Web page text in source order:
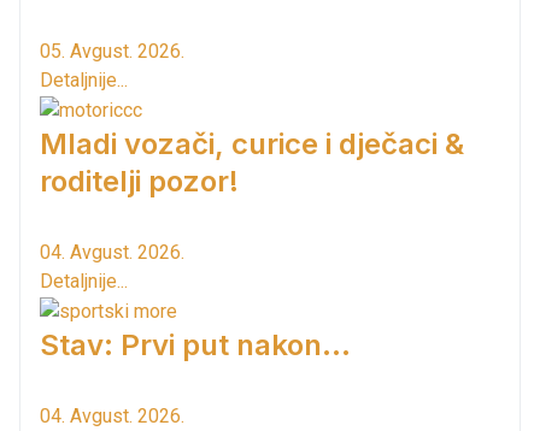
05. Avgust. 2026.
Detaljnije...
Mladi vozači, curice i dječaci &
roditelji pozor!
04. Avgust. 2026.
Detaljnije...
Stav: Prvi put nakon…
04. Avgust. 2026.